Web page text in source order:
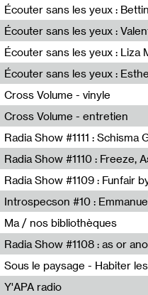
Écouter sans les yeux :
Bettina Samson
Écouter sans les yeux :
Valentine Branca
Liza Maignan,Elodie Lecat
Esther Meunier Corfdyr
Cross Volume - vinyle
Cross Volume - entretien
Resonance
Radio WORM
Jet FM
Introspecson #10 :
Pierre Henry,Emmanuel
Ma / nos bibliothèques
Radio Zero
Nastassja Martin
Y'APA radio